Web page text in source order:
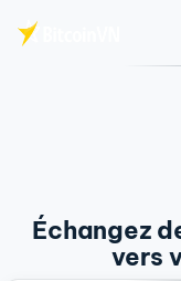
Échangez
vers